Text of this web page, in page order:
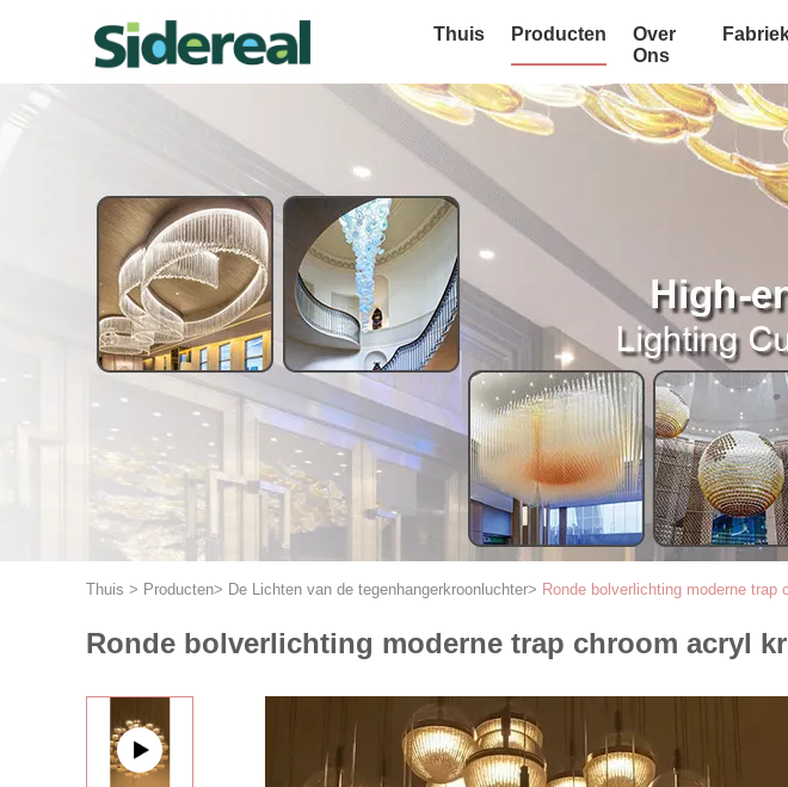
Thuis Producten
Over
Ons
Thuis > Producten> De Lichten van de tegenhangerkroonluchter> Ronde bolverlichting moderne
Ronde bolverlichting moderne trap chroom acryl